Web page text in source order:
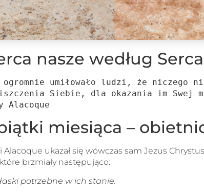
nasze według
umiłowało ludzi, że niczego
Siebie, dla okazania im
Alacoque
miesiąca –
Alacoque ukazał się wówczas sam Jezus
brzmiały następująco:
potrzebne w ich stanie.